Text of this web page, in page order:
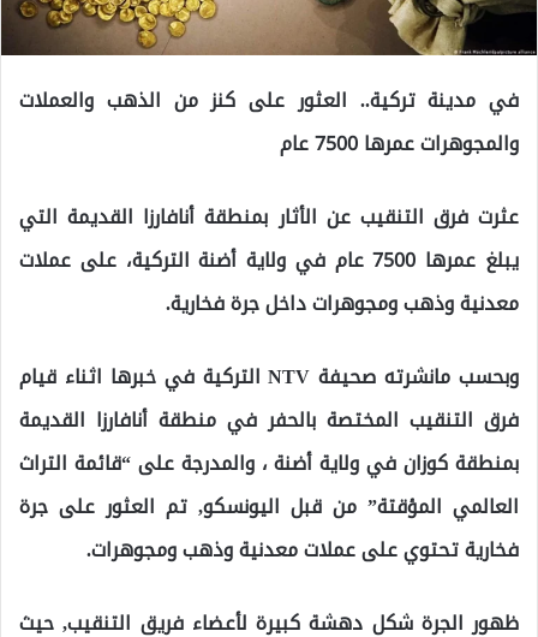
في مدينة تركية.. العثور على كنز من الذهب والعملات
والمجوهرات عمرها 7500 عام
عثرت فرق التنقيب عن الأثار بمنطقة أنافارزا القديمة التي
يبلغ عمرها 7500 عام في ولاية أضنة التركية، على عملات
معدنية وذهب ومجوهرات داخل جرة فخارية.
وبحسب مانشرته صحيفة NTV التركية في خبرها اثناء قيام
فرق التنقيب المختصة بالحفر في منطقة أنافارزا القديمة
بمنطقة كوزان في ولاية أضنة ، والمدرجة على “قائمة التراث
العالمي المؤقتة” من قبل اليونسكو, تم العثور على جرة
فخارية تحتوي على عملات معدنية وذهب ومجوهرات.
ظهور الجرة شكل دهشة كبيرة لأعضاء فريق التنقيب, حيث